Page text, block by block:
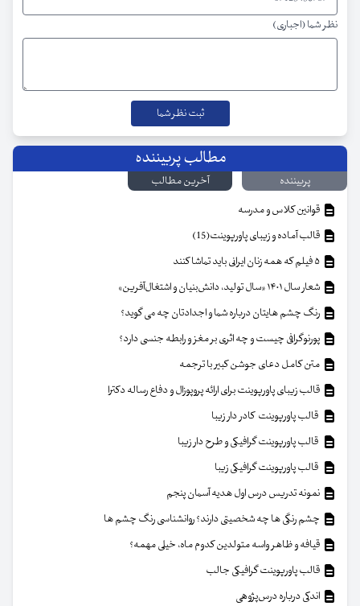
نظر شما (اجباری)
مطالب پربیننده
پربیننده
آخرین مطالب
قوانین کلاس و مدرسه
قالب آماده و زیبای پاورپوینت(15)
شعار سال ۱۴۰۱ «سال تولید، دانش‌بنیان و اشتغال‌آفرین»
رنگ چشم هایتان درباره شما و اجدادتان چه می گوید؟
پورنوگرافی چیست و چه اثری بر مغز و رابطه جنسی دارد؟
متن کامل دعای جوشن کبیر با ترجمه
قالب زیبای پاورپوینت برای ارائه پروپوزال و دفاع رساله دکترا
قالب پاورپوینت کادر دار زیبا
قالب پاورپوینت گرافیکی و طرح دار زیبا
قالب پاورپوینت گرافیکی زیبا
نمونه تدریس درس اول هدیه آسمان پنجم
چشم رنگی ها چه شخصیتی دارند؟ روانشناسی رنگ چشم ها
قیافه و ظاهر واسه متولدین کدوم ماه، خیلی مهمه؟
قالب پاورپوینت گرافیکی جالب
اندکی درباره درس‌پژوهی